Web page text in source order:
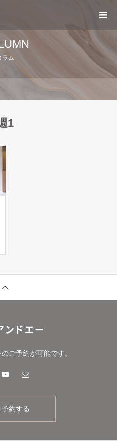
ラム
1
ご予約が可能です。
約する